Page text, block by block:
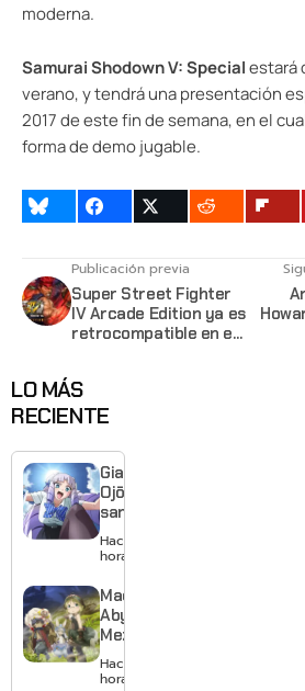
moderna.
Samurai Shodown V: Specialestará
verano, y tendrá una presentación
2017 de este fin de semana, en el
forma de demo jugable.
Publicación previa
Super Street Fighter
IV Arcade Edition ya es
retrocompatible en el
LO MÁS
RECIENTE
Giant
Ojō-
sama
revela
visual y
estreno
para
enero de
Hace 7
horas
Made in
Abyss:
Mezameru
Shinpi
revela
Hace 9
horas